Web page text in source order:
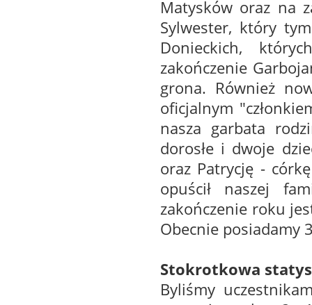
Matysków oraz na
Sylwester, który
Donieckich,
zakończenie
grona. Również
oficjalnym
nasza garbata
dorosłe i dwoje
oraz Patrycję -
opuścił naszej
zakończenie roku
Obecnie posiadamy
Stokrotkowa
Byliśmy